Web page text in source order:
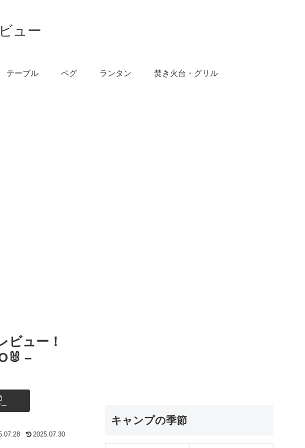
ュー
テーブル ペグ ランタン 焚き火台・グリル
ビュー！
–
2025.07.30
キャンプの季節